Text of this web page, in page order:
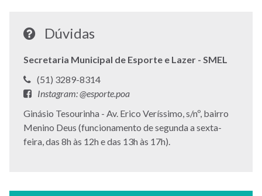
Dúvidas
Secretaria Municipal de Esporte e Lazer - SMEL
Telefone:
(51) 3289-8314
Facebook:
Instagram: @esporte.poa
Endereço:
Ginásio Tesourinha - Av. Erico Veríssimo, s/nº, bairro
Menino Deus (funcionamento de segunda a sexta-
feira, das 8h às 12h e das 13h às 17h).